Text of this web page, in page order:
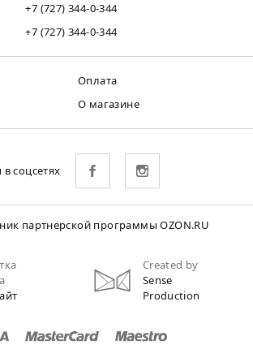
+7 (727) 344-0-344
+7 (727) 344-0-344
Оплата
О магазине
соцсетях
партнерской программы OZON.RU
Created by
Sense
Production